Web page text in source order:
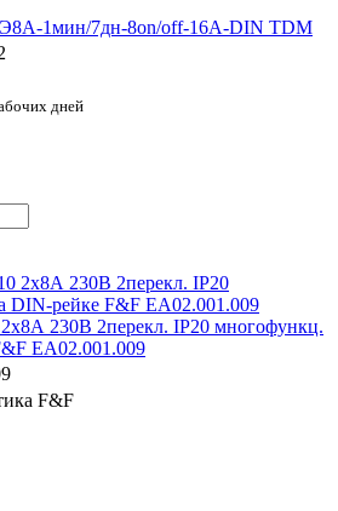
1мин/7дн-8on/off-16А-DIN TDM
дней
230В 2перекл. IP20 многофункц.
EA02.001.009
F&F